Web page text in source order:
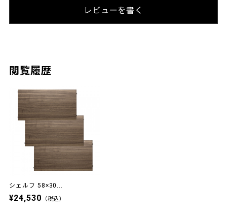
レビューを書く
閲覧履歴
シェルフ 58×30...
¥24,530 （税込）